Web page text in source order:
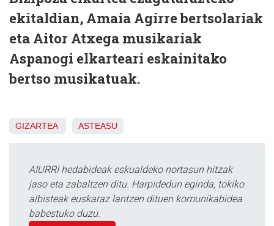
ekitaldian, Amaia Agirre bertsolariak
eta Aitor Atxega musikariak
Aspanogi elkarteari eskainitako
bertso musikatuak.
GIZARTEA ASTEASU
AIURRI hedabideak eskualdeko nortasun hitzak
jaso eta zabaltzen ditu. Harpidedun eginda, tokiko
albisteak euskaraz lantzen dituen komunikabidea
babestuko duzu.